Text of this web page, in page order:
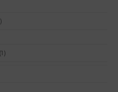
(1)